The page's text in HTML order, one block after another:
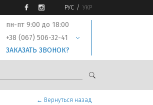
РУС УКР
пн-пт 9:00 до 18:00
+38 (067) 506-32-41
ЗАКАЗАТЬ ЗВОНОК?
← Вернуться назад